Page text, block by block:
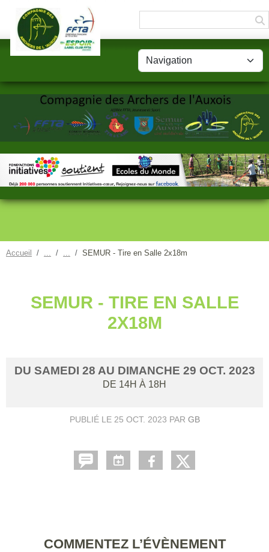
Accueil SEMUR - Tire en Salle 2x18m
SEMUR - TIRE EN SALLE
2X18M
DU SAMEDI 28 AU DIMANCHE 29 OCT. 2023
DE 14H À 18H
PUBLIÉ LE 25 OCT. 2023 PAR GB
COMMENTEZ L’ÉVÈNEMENT
Panneau de gestion des cookies